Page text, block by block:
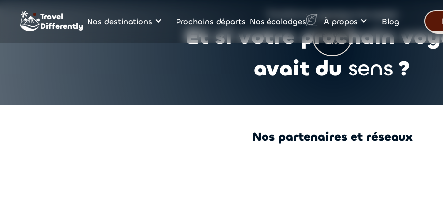
Travel
Differently Nos destinations Prochains départs Nos écolodges À propos Blog
Transformez votre façon de voyager
Et si votre prochain
avait du sens ?
Scroll
en bas
Nos partenaires et réseaux